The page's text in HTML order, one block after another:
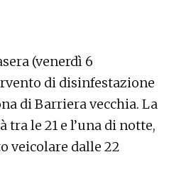
(venerdì 6
di disinfestazione
di Barriera vecchia. La
le 21 e l’una di notte,
veicolare dalle 22